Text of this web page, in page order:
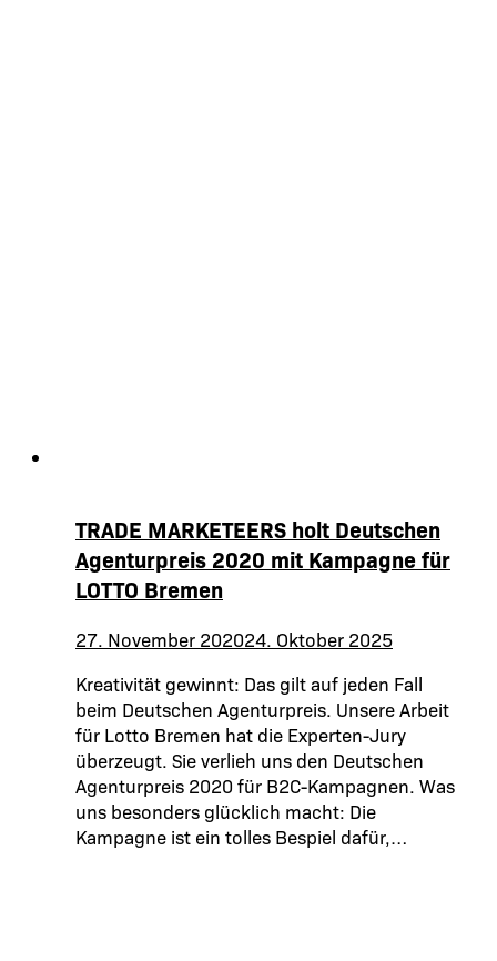
TRADE MARKETEERS holt Deutschen
Agenturpreis 2020 mit Kampagne für
LOTTO Bremen
27. November 202024. Oktober 2025
Kreativität gewinnt: Das gilt auf jeden Fall
beim Deutschen Agenturpreis. Unsere Arbeit
für Lotto Bremen hat die Experten-Jury
überzeugt. Sie verlieh uns den Deutschen
Agenturpreis 2020 für B2C-Kampagnen. Was
uns besonders glücklich macht: Die
Kampagne ist ein tolles Bespiel dafür,…